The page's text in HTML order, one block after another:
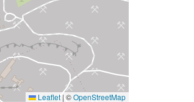
Leaflet | ©OpenStreetMap